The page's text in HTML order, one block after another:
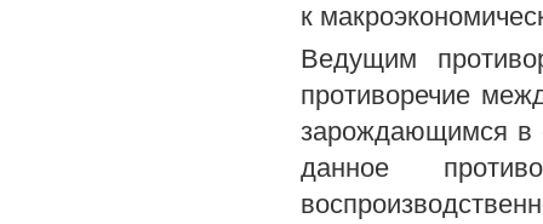
к
Ведущим
противоречие
зарождающимся в
данное